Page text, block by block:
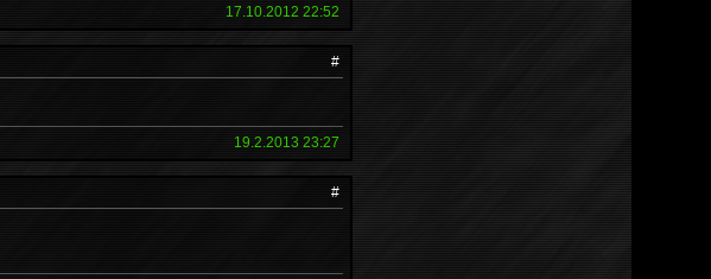
17.10.2012 22:52
#
19.2.2013 23:27
#